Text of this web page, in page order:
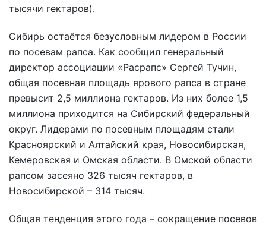
тысячи гектаров).
Сибирь остаётся безусловным лидером в России
по посевам рапса. Как сообщил генеральный
директор ассоциации «Расрапс» Сергей Тучин,
общая посевная площадь ярового рапса в стране
превысит 2,5 миллиона гектаров. Из них более 1,5
миллиона приходится на Сибирский федеральный
округ. Лидерами по посевным площадям стали
Красноярский и Алтайский края, Новосибирская,
Кемеровская и Омская области. В Омской области
рапсом засеяно 326 тысяч гектаров, в
Новосибирской – 314 тысяч.
Общая тенденция этого года – сокращение посевов